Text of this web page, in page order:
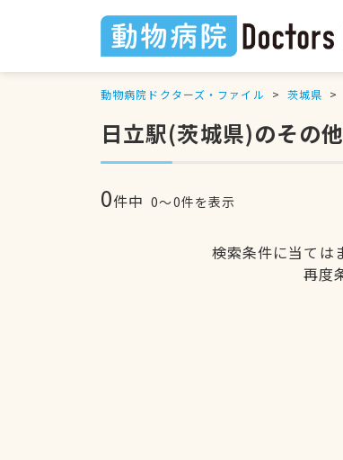
動物病院ドクターズ・ファイル 茨城県
日立駅(茨城県)のその
0件中 0〜0件を表示
検索条件に当ては
再度